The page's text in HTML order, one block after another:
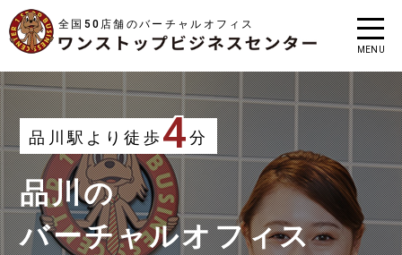
全国50店舗のバーチャルオフィス
MENU
品川駅より徒歩4分
品川の
バーチャルオフィス